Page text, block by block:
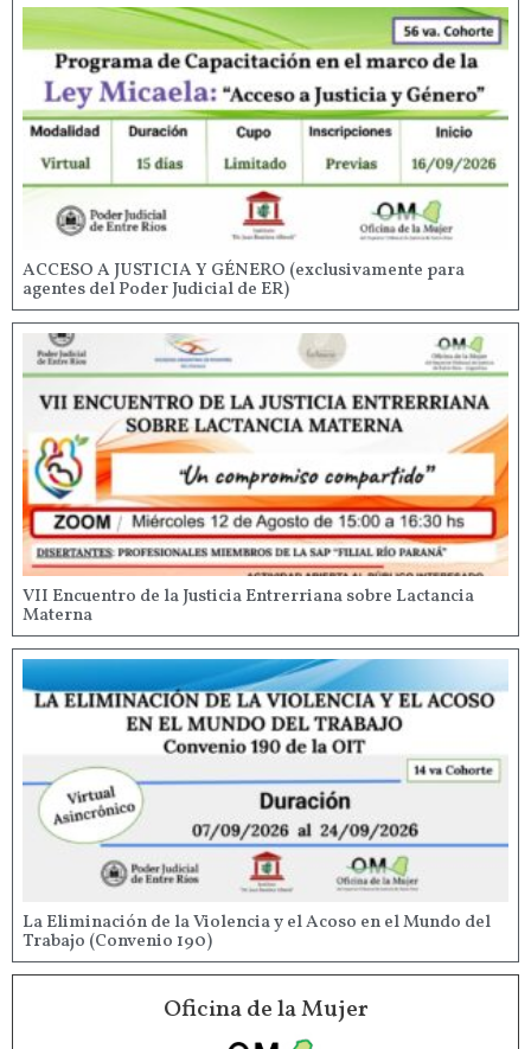
ACCESO A JUSTICIA Y GÉNERO (exclusivamente para
agentes del Poder Judicial de ER)
VII Encuentro de la Justicia Entrerriana sobre Lactancia
Materna
La Eliminación de la Violencia y el Acoso en el Mundo del
Trabajo (Convenio 190)
Oficina de la Mujer